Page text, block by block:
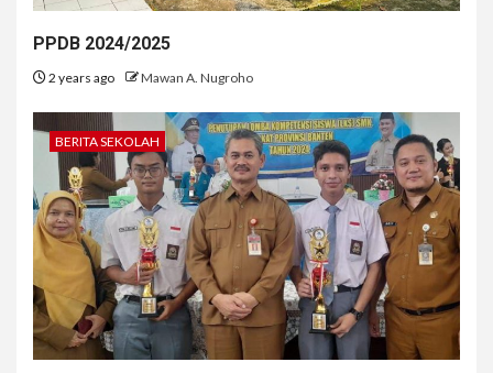
PPDB 2024/2025
2 years ago Mawan A. Nugroho
BERITA SEKOLAH